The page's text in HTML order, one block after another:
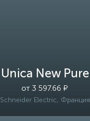
Unica New Pure
от 3 597.66 ₽
Schneider Electric, Франция